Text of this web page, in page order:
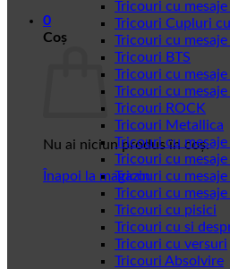
0
Coș
Nu ai niciun produs în coș.
Înapoi la magazin
Tricouri cu
Tricouri Cupluri
Tricouri cu
Tricouri BTS
Tricouri cu
Tricouri cu
Tricouri ROCK
Tricouri Metallica
Tricouri cu
Tricouri cu
Tricouri cu
Tricouri cu
Tricouri cu pisici
Tricouri cu si
Tricouri cu versuri
Tricouri Absolvire